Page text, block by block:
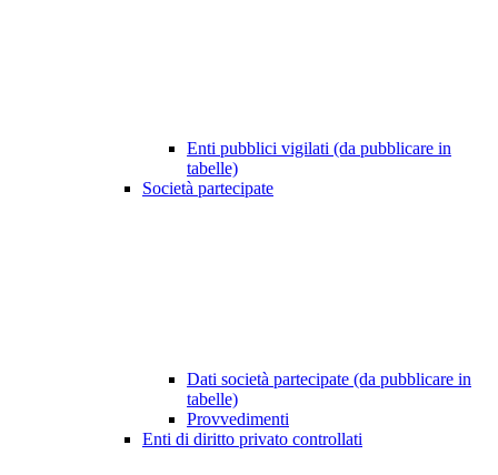
Enti pubblici vigilati (da pubblicare in
tabelle)
Società partecipate
Dati società partecipate (da pubblicare in
tabelle)
Provvedimenti
Enti di diritto privato controllati